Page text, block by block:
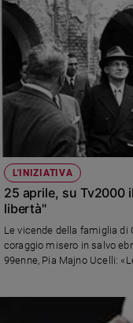
Papa
Chiesa
Chiesa
Fede
spiritualità
Santi
Devozione
e
del
L'INIZIATIVA
25 aprile, su Tv2000
libertà"
Le vicende della famiglia di
coraggio misero in salvo
99enne, Pia Majno Ucelli: